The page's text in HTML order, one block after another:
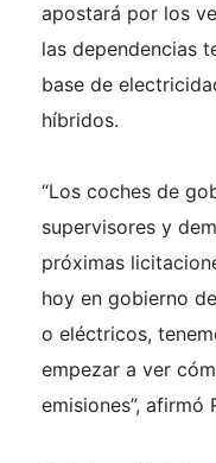
apostará por los
las dependencias
base de
híbridos.
“Los coches de
supervisores y
próximas
hoy en gobierno
o eléctricos,
empezar a ver
emisiones”, afirmó